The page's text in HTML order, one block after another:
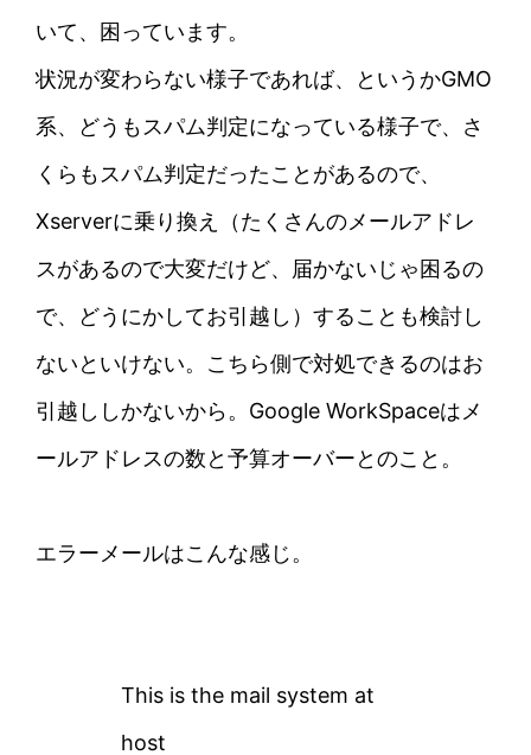
いて、困っています。
状況が変わらない様子であれば、というかGMO
系、どうもスパム判定になっている様子で、さ
くらもスパム判定だったことがあるので、
Xserverに乗り換え（たくさんのメールアドレ
スがあるので大変だけど、届かないじゃ困るの
で、どうにかしてお引越し）することも検討し
ないといけない。こちら側で対処できるのはお
引越ししかないから。Google WorkSpaceはメ
ールアドレスの数と予算オーバーとのこと。
エラーメールはこんな感じ。
This is the mail system at
host